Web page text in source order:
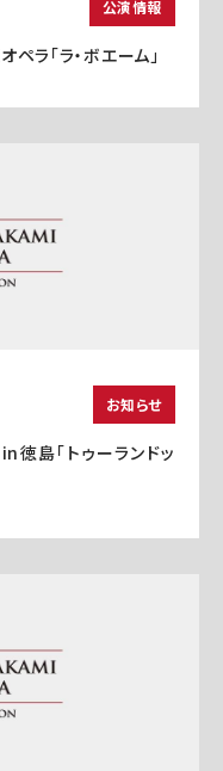
公演情報
ラ「ラ・ボエーム」
お知らせ
徳島「トゥーランドッ